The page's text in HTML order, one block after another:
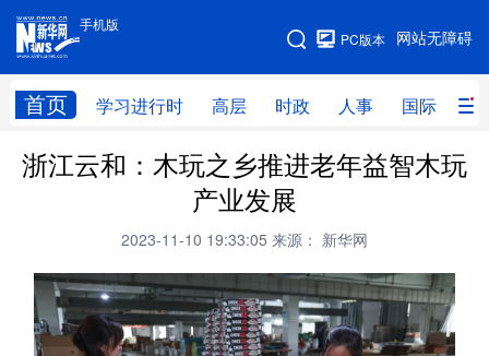
手机版
网站无障碍
PC版本
首页 学习进行时 高层 时政 人事 国际 财
手机版
网站地图
学习进行时 高层 时政 人事
财经 网评
科技 科创 量子 体育
文化 书画 健康 军事
浙江云和：木玩之乡推进老年益智木玩
产业发展
2023-11-10 19:33:05 来源： 新华网